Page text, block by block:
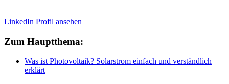
LinkedIn Profil ansehen
Zum Hauptthema:
Was ist Photovoltaik? Solarstrom einfach und verständlich
erklärt